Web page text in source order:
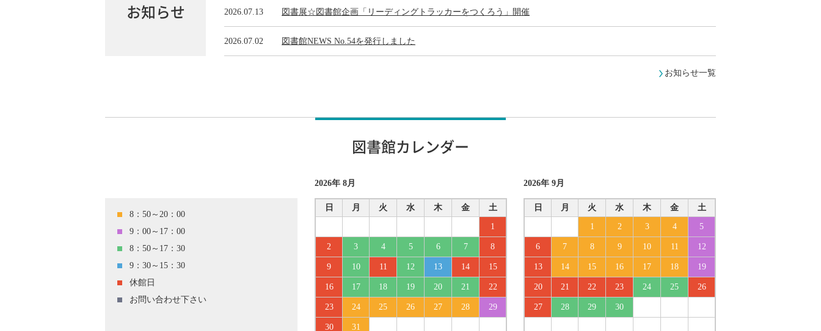
お知らせ 2026.07.13 図書展☆図書館企画「リーディングトラッカーをつくろう」開催
2026.07.02 図書館NEWS No.54を発行しました
お知らせ一覧
図書館カレンダー
2026 8月
日 月 火 水 木 金 土
1
2 3 4 5 6 7 8
9 10 11 12 13 14 15
16 17 18 19 20 21 22
23 24 25 26 27 28 29
30 31
2026 9月
日 月 火 水 木 金 土
1 2 3 4 5
6 7 8 9 10 11 12
13 14 15 16 17 18 19
20 21 22 23 24 25 26
27 28 29 30
8：50～20：00
9：00～17：00
8：50～17：30
9：30～15：30
休館日
お問い合わせ下さい